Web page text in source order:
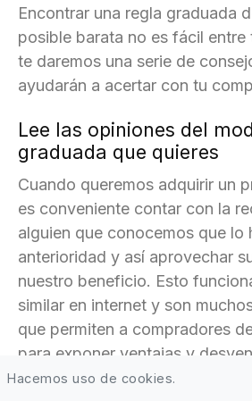
Encontrar una regla graduada
posible barata no es fácil
te daremos una serie de
ayudarán a acertar con tu
Lee las opiniones del
graduada que quieres
Cuando queremos adquirir un
es conveniente contar con la
alguien que conocemos que lo
anterioridad y así aprovechar
nuestro beneficio. Esto
similar en internet y son
que permiten a compradores
para exponer ventajas y
producto adquirido.
Hacemos uso de cookies.